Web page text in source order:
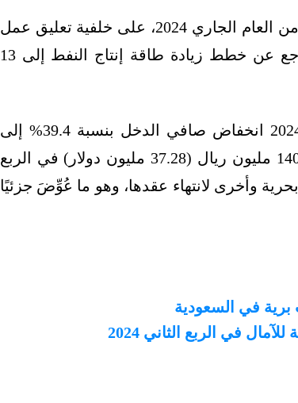
كانت أرباح الحفر العربية قد هبطت، خلال الربع الثالث من العام الجاري 2024، على خلفية تعليق عمل
عدد من المنصات في المملكة، إثر قرار أرامكو بالتراجع عن خطط زيادة طاقة إنتاج النفط إلى 13
وأظهرت نتائج أعمال الحفر العربية في الربع الثالث 2024 انخفاض صافي الدخل بنسبة 39.4% إلى
84.813 مليون ريال (22.58 مليون دولار)، مقارنة بـ140.036 مليون ريال (37.28 مليون دولار) في الربع
بسبب تعليق 3 منصات حفر بحرية وأخرى لانتهاء عقدها، وهو ما عُوِّضَ جزئيًا